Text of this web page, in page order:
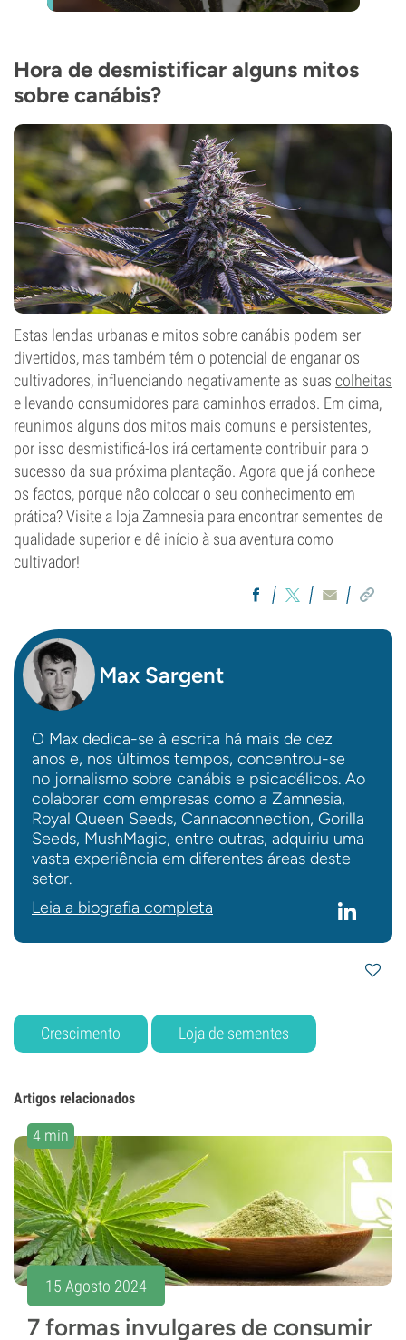
Hora de desmistificar alguns mitos
sobre canábis?
Estas lendas urbanas e mitos sobre canábis podem ser
divertidos, mas também têm o potencial de enganar os
cultivadores, influenciando negativamente as suas colheitas
e levando consumidores para caminhos errados. Em cima,
reunimos alguns dos mitos mais comuns e persistentes,
por isso desmistificá-los irá certamente contribuir para o
sucesso da sua próxima plantação. Agora que já conhece
os factos, porque não colocar o seu conhecimento em
prática? Visite a loja Zamnesia para encontrar sementes de
qualidade superior e dê início à sua aventura como
cultivador!
Max Sargent
O Max dedica-se à escrita há mais de dez
anos e, nos últimos tempos, concentrou-se
no jornalismo sobre canábis e psicadélicos. Ao
colaborar com empresas como a Zamnesia,
Royal Queen Seeds, Cannaconnection, Gorilla
Seeds, MushMagic, entre outras, adquiriu uma
vasta experiência em diferentes áreas deste
setor.
Leia a biografia completa
Crescimento Loja de sementes
Artigos relacionados
4 min
15 Agosto 2024
7 formas invulgares de consumir